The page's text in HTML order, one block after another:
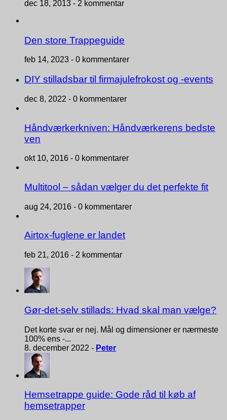
dec 18, 2013 - 2 kommentar
Den store Trappeguide
feb 14, 2023 - 0 kommentarer
DIY stilladsbar til firmajulefrokost og -events
dec 8, 2022 - 0 kommentarer
Håndværkerkniven: Håndværkerens bedste
ven
okt 10, 2016 - 0 kommentarer
Multitool – sådan vælger du det perfekte fit
aug 24, 2016 - 0 kommentarer
Airtox-fuglene er landet
feb 21, 2016 - 2 kommentar
Gør-det-selv stillads: Hvad skal man vælge?
Det korte svar er nej. Mål og dimensioner er nærmeste
100% ens -...
8. december 2022 - Peter
Hemsetrappe guide: Gode råd til køb af
hemsetrapper